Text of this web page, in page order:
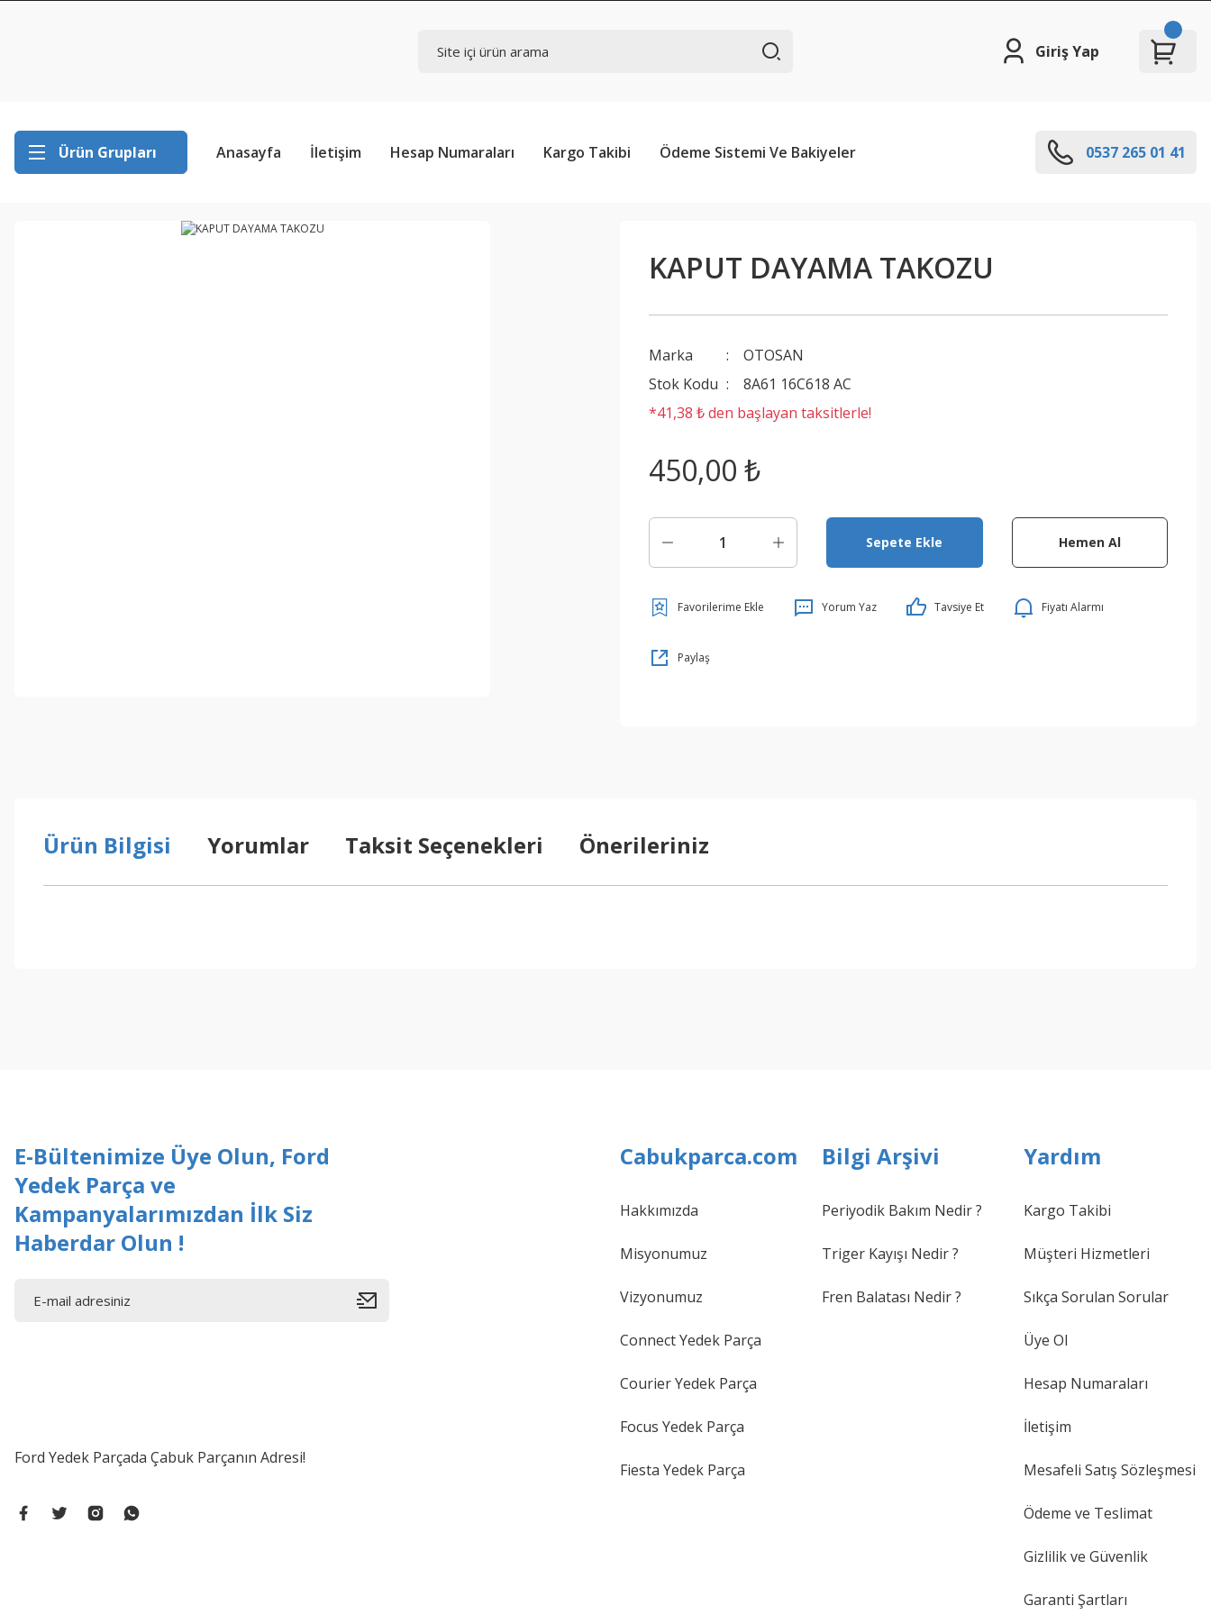
Giriş Yap
Ürün Grupları Anasayfa İletişim Hesap Numaraları Kargo Takibi Ödeme Sistemi Ve Bakiyeler 0537 265 01 41
KAPUT DAYAMA TAKOZU
Marka
OTOSAN
Stok Kodu
8A61 16C618 AC
*41,38 ₺ den başlayan taksitlerle!
450,00 ₺
Sepete Ekle Hemen Al
Yorum Yaz Tavsiye Et Fiyatı Alarmı
Paylaş
Ürün Bilgisi Yorumlar Taksit Seçenekleri Önerileriniz
E-Bültenimize Üye Olun, Ford
Yedek Parça ve
Kampanyalarımızdan İlk Siz
Haberdar Olun !
Ford Yedek Parçada Çabuk Parçanın Adresi!
Cabukparca.com
Hakkımızda
Misyonumuz
Vizyonumuz
Connect Yedek Parça
Courier Yedek Parça
Focus Yedek Parça
Fiesta Yedek Parça
Bilgi Arşivi
Periyodik Bakım Nedir ?
Triger Kayışı Nedir ?
Fren Balatası Nedir ?
Yardım
Kargo Takibi
Müşteri Hizmetleri
Sıkça Sorulan Sorular
Üye Ol
Hesap Numaraları
İletişim
Mesafeli Satış Sözleşmesi
Ödeme ve Teslimat
Gizlilik ve Güvenlik
Garanti Şartları